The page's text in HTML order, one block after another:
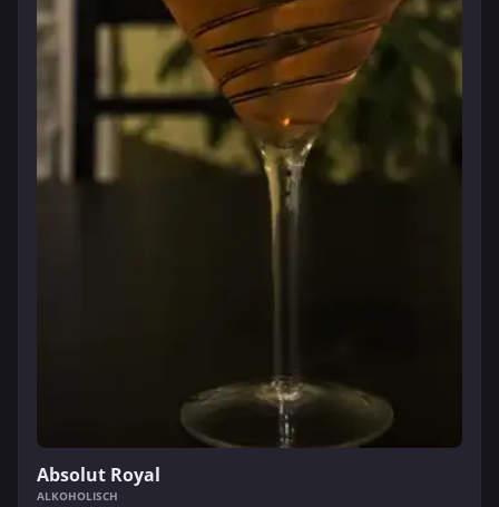
Absolut Royal
ALKOHOLISCH